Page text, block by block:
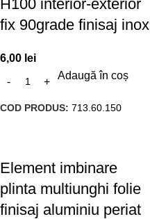
H100 interior-exterior
fix 90grade finisaj inox
6,00 lei
Adaugă în coș
COD PRODUS: 713.60.150
Element imbinare
plinta multiunghi folie
finisaj aluminiu periat